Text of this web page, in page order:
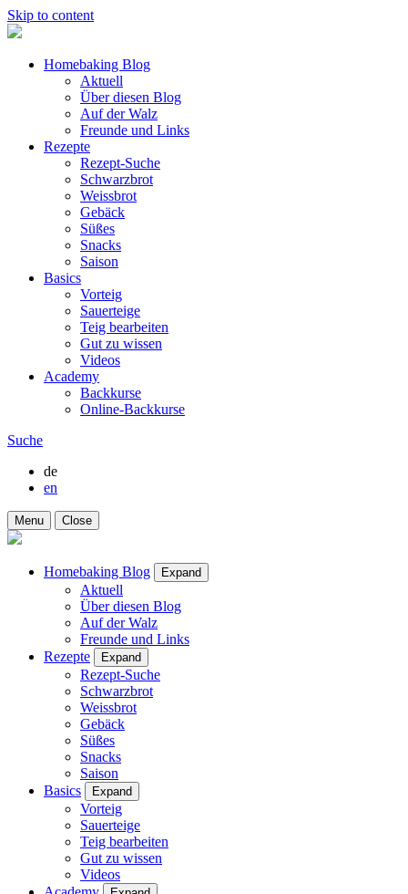
Skip to content
Homebaking Blog
Aktuell
Über diesen Blog
Auf der Walz
Freunde und Links
Rezepte
Rezept-Suche
Schwarzbrot
Weissbrot
Gebäck
Süßes
Snacks
Saison
Basics
Vorteig
Sauerteige
Teig bearbeiten
Gut zu wissen
Videos
Academy
Backkurse
Online-Backkurse
Suche
de
en
Menu Close
Homebaking Blog Expand
Aktuell
Über diesen Blog
Auf der Walz
Freunde und Links
Rezepte
Expand
Rezept-Suche
Schwarzbrot
Weissbrot
Gebäck
Süßes
Snacks
Saison
Basics
Expand
Vorteig
Sauerteige
Teig bearbeiten
Gut zu wissen
Videos